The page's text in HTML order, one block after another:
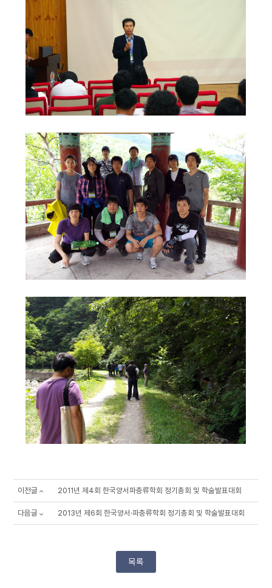
이전글 2011년 제4회 한국양서파충류학회 정기총회 및 학술발표대회
다음글 2013년 제6회 한국양서·파충류학회 정기총회 및 학술발표대회
목록